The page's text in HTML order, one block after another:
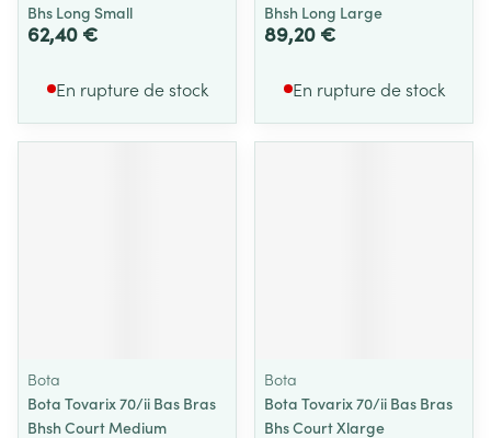
Bhs Long Small
62,40 €
En rupture de stock
Bhsh Long Large
89,20 €
En rupture de stock
Bota
Bota Tovarix 70/ii Bas Bras
Bhsh Court Medium
Bota
Bota Tovarix 70/ii Bas Bras
Bhs Court Xlarge